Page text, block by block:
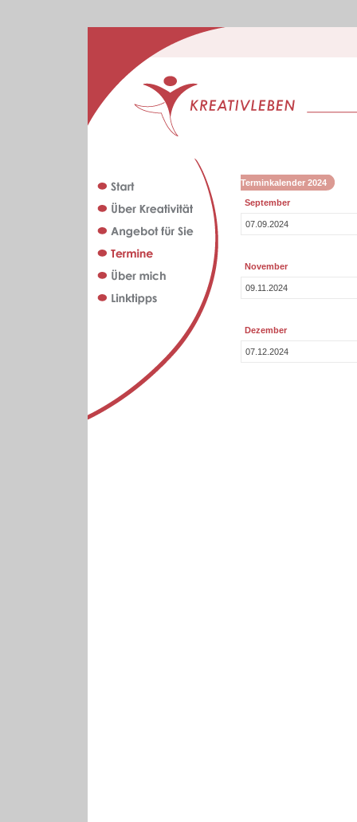
Terminkalender 2024
September
07.09.2024
November
09.11.2024
Dezember
07.12.2024